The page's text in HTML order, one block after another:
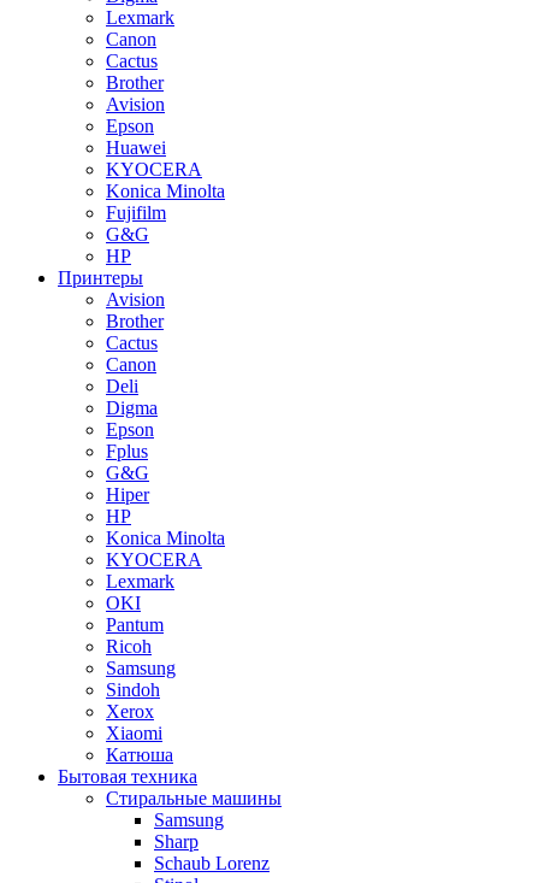
Lexmark
Canon
Cactus
Brother
Avision
Epson
Huawei
KYOCERA
Konica Minolta
Fujifilm
G&G
HP
Принтеры
Avision
Brother
Cactus
Canon
Deli
Digma
Epson
Fplus
G&G
Hiper
HP
Konica Minolta
KYOCERA
Lexmark
OKI
Pantum
Ricoh
Samsung
Sindoh
Xerox
Xiaomi
Катюша
Бытовая техника
Стиральные машины
Samsung
Sharp
Schaub Lorenz